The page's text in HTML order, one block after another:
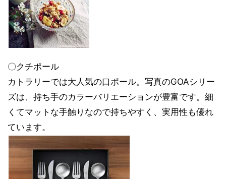
〇クチポール
カトラリーでは大人気の口ポール。写真のGOAシリー
ズは、持ち手のカラーバリエーションが豊富です。細
くてマットな手触りなので持ちやすく、実用性も優れ
ています。